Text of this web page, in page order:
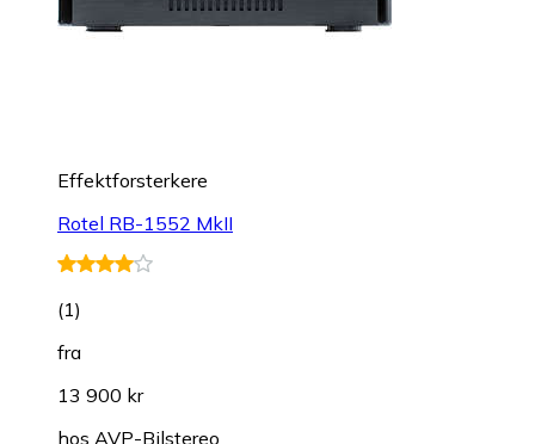
Effektforsterkere
Rotel RB-1552 MkII
(1)
fra
13 900 kr
hos AVP-Bilstereo